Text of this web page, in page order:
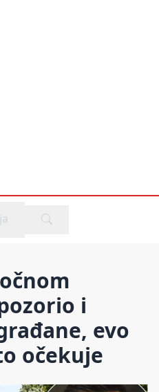
i
evo
očekuje